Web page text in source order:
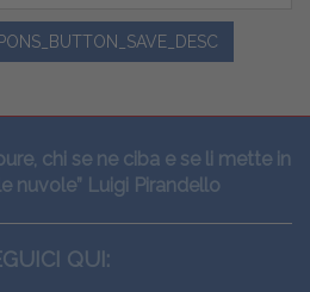
chi se ne ciba e se li mette in
nuvole” Luigi Pirandello
QUI: